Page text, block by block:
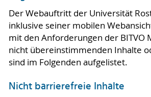
Der Webauftritt der Universität
inklusive seiner mobilen
mit den Anforderungen der BITVO
nicht übereinstimmenden Inhalte
sind im Folgenden aufgelistet.
Nicht barrierefreie Inhalte